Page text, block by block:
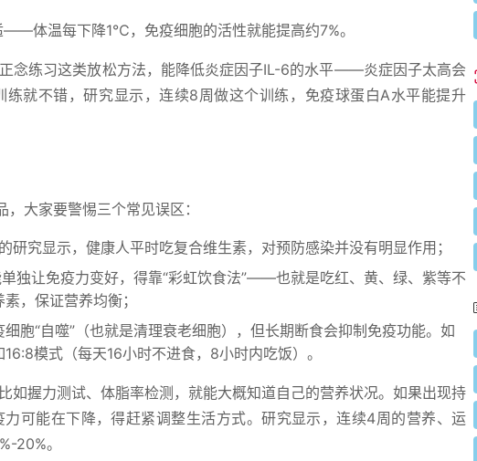
体温每下降1℃，免疫细胞的活性就能提高约7%。
念练习这类放松方法，能降低炎症因子IL-6的水平——炎症因子太高会
就不错，研究显示，连续8周做这个训练，免疫球蛋白A水平能提升
大家要警惕三个常见误区：
究显示，健康人平时吃复合维生素，对预防感染并没有明显作用；
独让免疫力变好，得靠“彩虹饮食法”——也就是吃红、黄、绿、紫等不
，保证营养均衡；
胞“自噬”（也就是清理衰老细胞），但长期断食会抑制免疫功能。如
模式（每天16小时不进食，8小时内吃饭）。
如握力测试、体脂率检测，就能大概知道自己的营养状况。如果出现持
可能在下降，得赶紧调整生活方式。研究显示，连续4周的营养、运
20%。